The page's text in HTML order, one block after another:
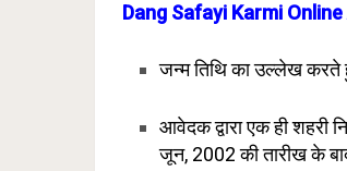
Dang Safayi Karmi
जन्म तिथि का उल्लेख करते
आवेदक द्वारा एक ही शहरी
जून, 2002 की तारीख के